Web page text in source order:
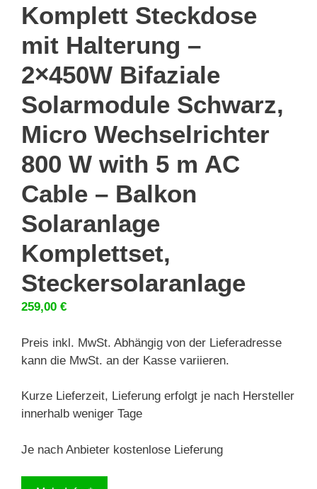
Komplett Steckdose
mit Halterung –
2×450W Bifaziale
Solarmodule Schwarz,
Micro Wechselrichter
800 W with 5 m AC
Cable – Balkon
Solaranlage
Komplettset,
Steckersolaranlage
259,00 €
Preis inkl. MwSt. Abhängig von der Lieferadresse
kann die MwSt. an der Kasse variieren.
Kurze Lieferzeit, Lieferung erfolgt je nach Hersteller
innerhalb weniger Tage
Je nach Anbieter kostenlose Lieferung